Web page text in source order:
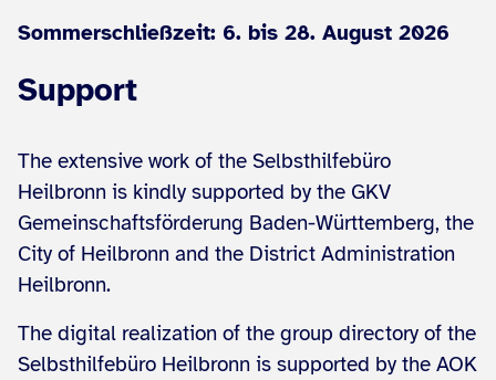
Sommerschließzeit: 6. bis 28. August 2026
Support
The extensive work of the Selbsthilfebüro
Heilbronn is kindly supported by the GKV
Gemeinschaftsförderung Baden-Württemberg, the
City of Heilbronn and the District Administration
Heilbronn.
The digital realization of the group directory of the
Selbsthilfebüro Heilbronn is supported by the AOK